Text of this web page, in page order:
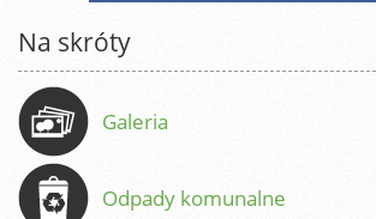
Na skróty
Galeria
Odpady komunalne